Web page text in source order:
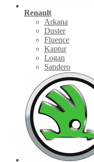
Renault
Arkana
Duster
Fluence
Kaptur
Logan
Sandero